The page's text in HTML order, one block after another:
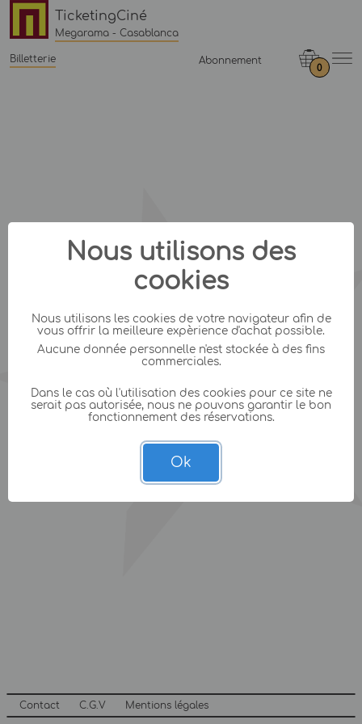
TicketingCiné
Megarama - Casablanca
Billetterie Abonnement
0
Contact C.G.V Mentions légales
Nous utilisons des
cookies
Nous utilisons les cookies de votre navigateur afin de
vous offrir la meilleure expèrience d'achat possible.
Aucune donnée personnelle n'est stockée à des fins
commerciales.
Dans le cas où l'utilisation des cookies pour ce site ne
serait pas autorisée, nous ne pouvons garantir le bon
fonctionnement des réservations.
Ok